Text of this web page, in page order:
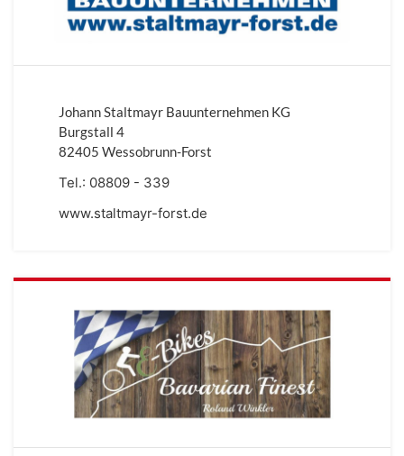
Johann Staltmayr Bauunternehmen KG
Burgstall 4
82405 Wessobrunn-Forst
Tel.: 08809 - 339
www.staltmayr-forst.de